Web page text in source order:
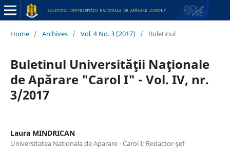
Home / Archives / Vol. 4 No. 3 (2017) / Buletinul
Buletinul Universităţii Naţionale
de Apărare "Carol I" - Vol. IV, nr.
3/2017
Laura MINDRICAN
Universitatea Nationala de Aparare - Carol I; Redactor-şef